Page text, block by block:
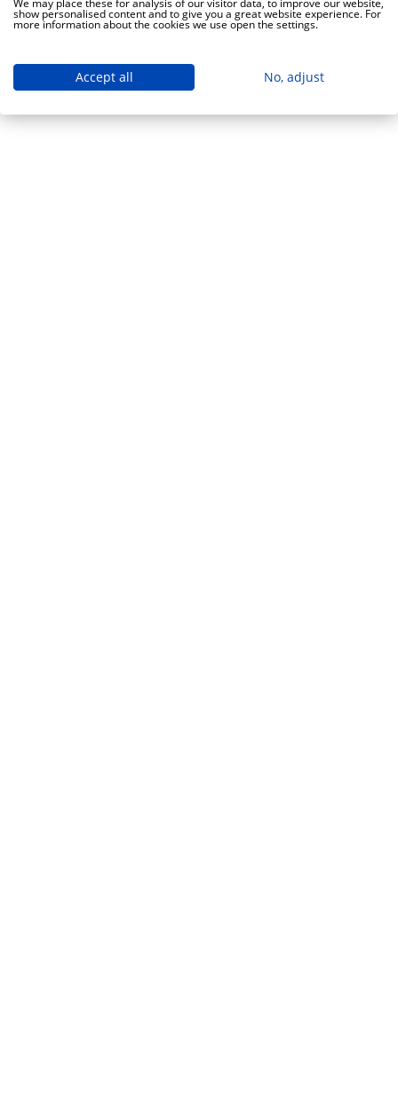
We may place these for analysis of our visitor data, to improve our website,
show personalised content and to give you a great website experience. For
more information about the cookies we use open the settings.
Accept all No, adjust